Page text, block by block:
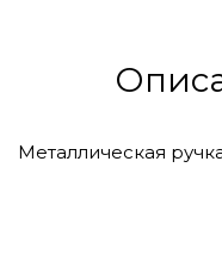
Металлическая